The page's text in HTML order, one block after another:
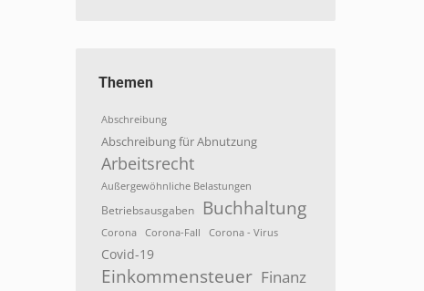
Themen
Abschreibung
Abschreibung für Abnutzung
Arbeitsrecht
Außergewöhnliche Belastungen
Betriebsausgaben Buchhaltung
Corona Corona-Fall Corona - Virus
Covid-19
Einkommensteuer Finanz